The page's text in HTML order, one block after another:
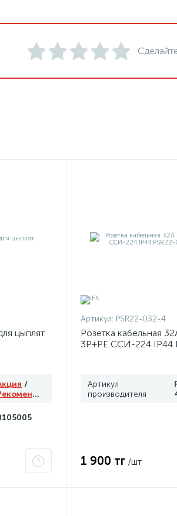
цыплят
/
Артикул: PSR22-032-4
Розетка кабельная
3P+PЕ ССИ-224 IP44
Артикул
производителя
1 900 тг /шт